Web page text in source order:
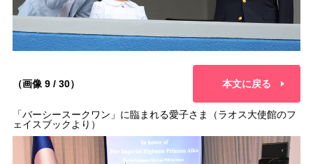
（画像 9 / 30） 本文に戻る
「バーシースークワン」に臨まれる愛子さま（ラオス大使館のフ
ェイスブックより）